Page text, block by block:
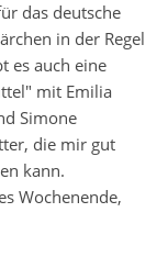
das deutsche
in der Regel
es auch eine
mit Emilia
Simone
die mir gut
kann.
Wochenende,